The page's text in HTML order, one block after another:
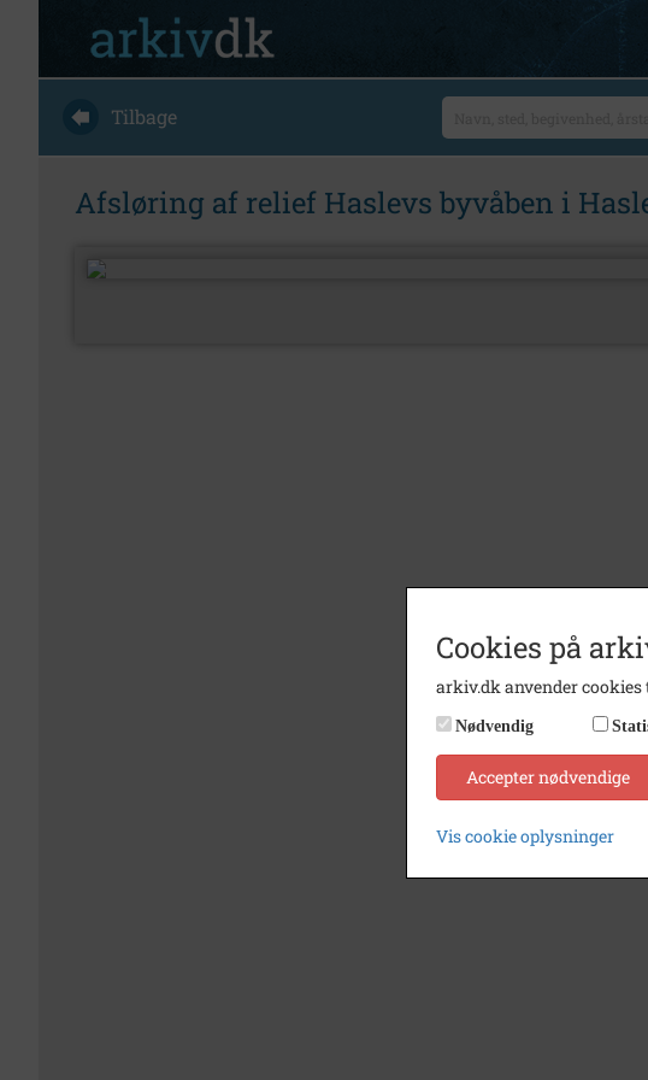
Tilbage
Afsløring af relief Haslevs byvåben i
Cookies på
arkiv.dk anvender
Nødvendig
Accepter nødvendige
Vis cookie oplysninger